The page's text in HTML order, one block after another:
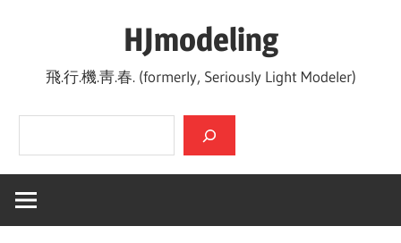
HJmodeling
飛.行.機.靑.春. (formerly, Seriously Light Modeler)
검색